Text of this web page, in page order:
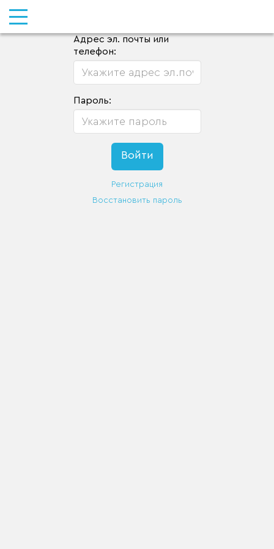
Адрес эл. почты или
телефон:
Пароль:
Регистрация
Восстановить пароль